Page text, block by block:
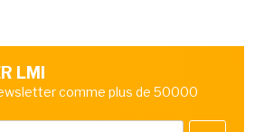
LMI
comme plus de 50000